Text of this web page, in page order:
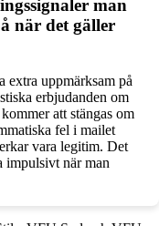
man
när det gäller
extra uppmärksam på
erbjudanden om
att stängas om
fel i mailet
vara legitim. Det
impulsivt när man